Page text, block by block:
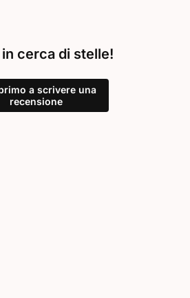
in cerca di stelle!
a scrivere una
recensione